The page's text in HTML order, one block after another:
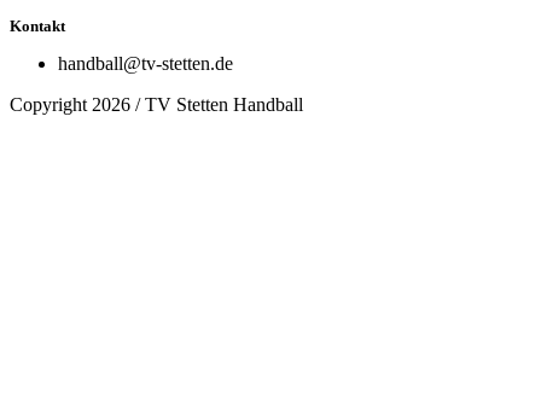
Kontakt
handball@tv-stetten.de
Copyright 2026 / TV Stetten Handball